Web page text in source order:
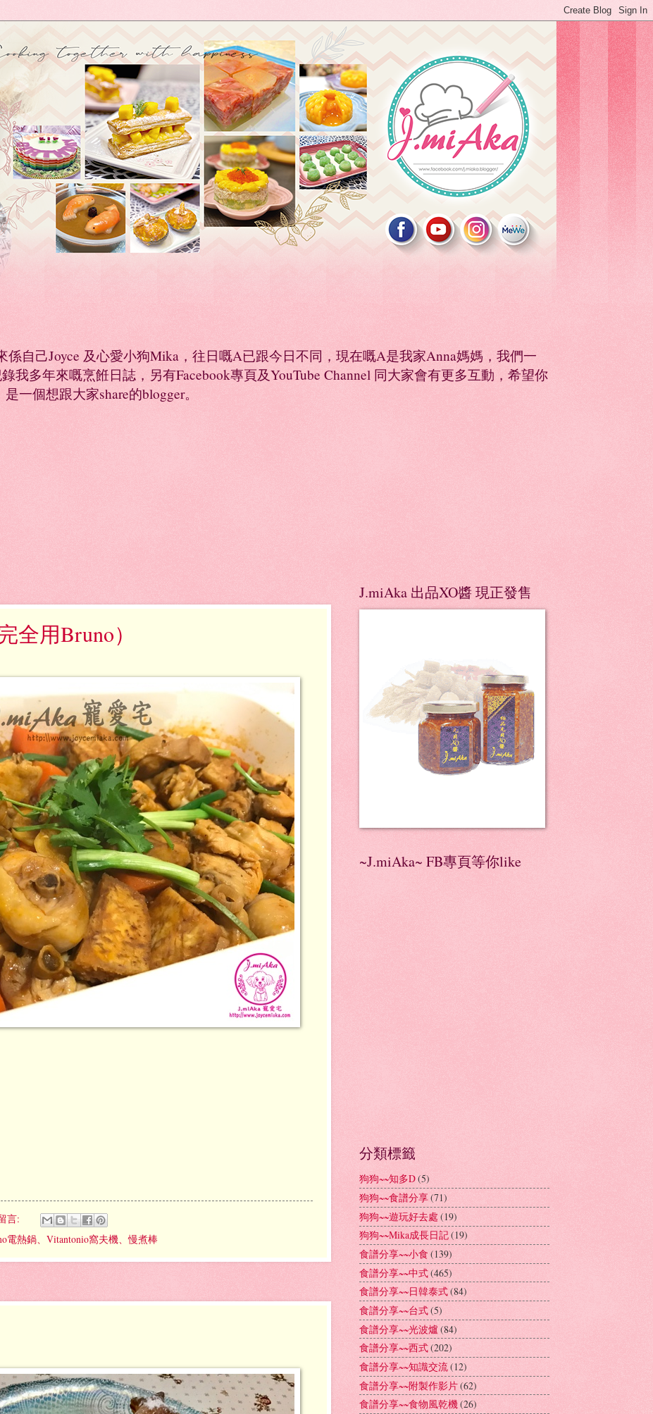
係自己Joyce 及心愛小狗Mika，往日嘅A已跟今日不同，現在嘅A是我家Anna媽媽，我們一
我多年來嘅烹餁日誌，另有Facebook專頁及YouTube Channel 同大家會有更多互動，希望你
一個想跟大家share的blogger。
全用Bruno）
言:
電熱鍋、Vitantonio窩夫機、慢煮棒
J.miAka 出品XO醬 現正發售
~J.miAka~ FB專頁等你like
分類標籤
狗狗~~知多D(5)
狗狗~~食譜分享(71)
狗狗~~遊玩好去處 (19)
狗狗~~Mika成長日記(19)
食譜分享~~小食 (139)
食譜分享~~中式(465)
食譜分享~~日韓泰式(84)
食譜分享~~台式(5)
食譜分享~~光波爐 (84)
食譜分享~~西式(202)
食譜分享~~知識交流(12)
食譜分享~~附製作影片(62)
食譜分享~~食物風乾機(26)